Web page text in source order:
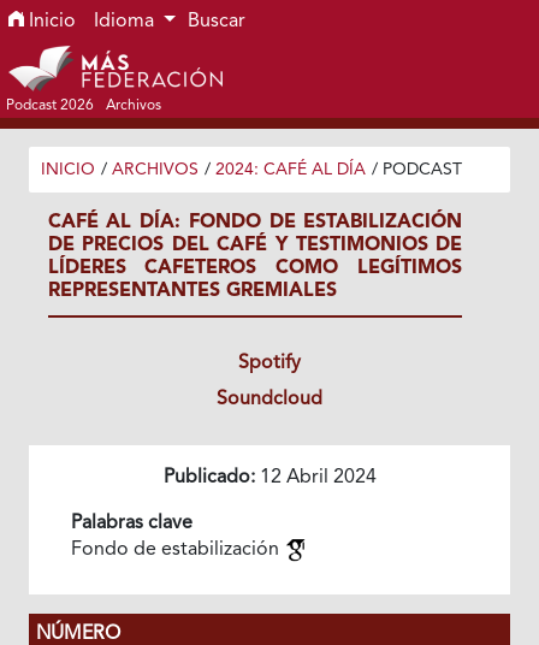
Ir al menú de navegación principal
Ir al contenido principal
Ir al pie de página del sitio
Inicio Idioma Buscar
Podcast 2026 Archivos
INICIO / ARCHIVOS / 2024: CAFÉ AL DÍA / PODCAST
CAFÉ AL DÍA: FONDO DE ESTABILIZACIÓN
DE PRECIOS DEL CAFÉ Y TESTIMONIOS DE
LÍDERES CAFETEROS COMO LEGÍTIMOS
REPRESENTANTES GREMIALES
Spotify
Soundcloud
Publicado:12 Abril 2024
Palabras clave
Fondo de estabilización
NÚMERO